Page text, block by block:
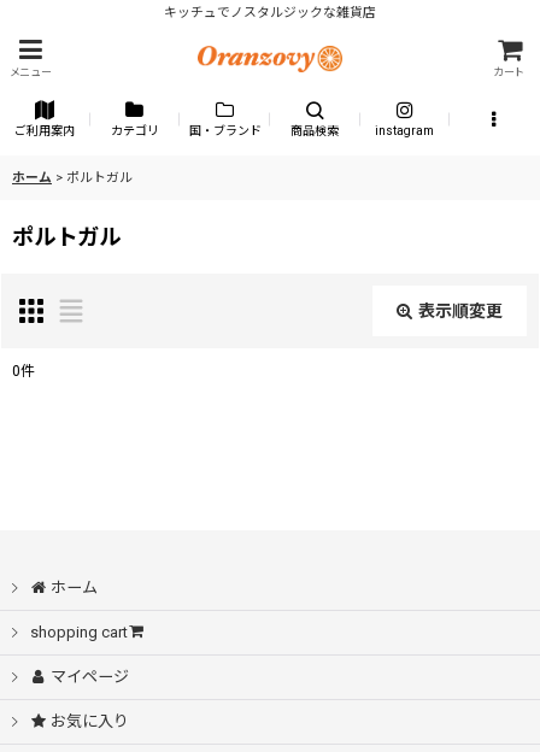
キッチュでノスタルジックな雑貨店
メニュー カート
ご利用案内 カテゴリ 国・ブランド 商品検索 instagram
ホーム > ポルトガル
ポルトガル
表示順変更
0件
ホーム
shopping cart
マイページ
お気に入り